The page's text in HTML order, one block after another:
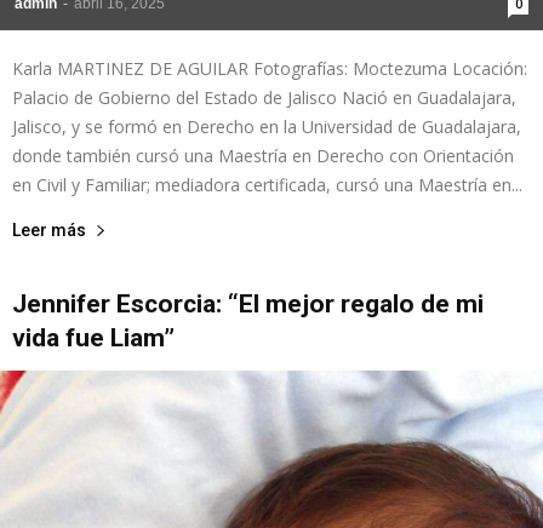
admin - abril 16, 2025 0
Karla MARTINEZ DE AGUILAR Fotografías: Moctezuma Locación:
Palacio de Gobierno del Estado de Jalisco Nació en Guadalajara,
Jalisco, y se formó en Derecho en la Universidad de Guadalajara,
donde también cursó una Maestría en Derecho con Orientación
en Civil y Familiar; mediadora certificada, cursó una Maestría en...
Leer más
Jennifer Escorcia: “El mejor regalo de mi
vida fue Liam”